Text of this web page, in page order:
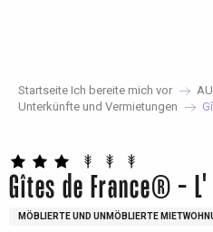
Startseite Ich bereite mich vor
Unterkünfte und Vermietungen
Gîtes de France® - L'
MÖBLIERTE UND UNMÖBLIERTE